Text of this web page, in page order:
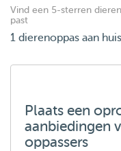
Vind een 5-sterren
past
1 dierenoppas aan
Plaats een
aanbiedingen
oppassers